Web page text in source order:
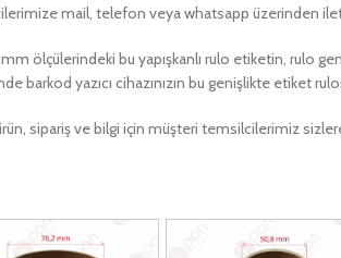
mail, telefon veya whatsapp üzerinden
mm ölçülerindeki bu yapışkanlı rulo etiketin, rulo
barkod yazıcı cihazınızın bu genişlikte etiket
sipariş ve bilgi için müşteri temsilcilerimiz